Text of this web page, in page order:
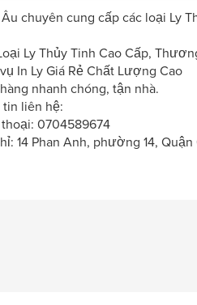
Âu chuyên cung cấp các loại Ly
Ly Thủy Tinh Cao Cấp,
In Ly Giá Rẻ Chất Lượng Cao
nhanh chóng, tận nhà.
tin liên hệ:
0704589674
14 Phan Anh, phường 14, Quận